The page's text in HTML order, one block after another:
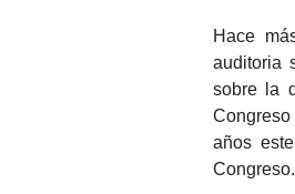
Hace
auditoria
sobre la
años
Congreso.